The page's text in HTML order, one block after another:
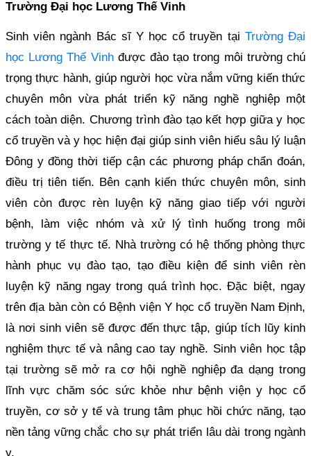
Trường Đại học Lương Thế Vinh
Sinh viên ngành Bác sĩ Y học cổ truyền tại Trường Đại
học Lương Thế Vinhđược đào tạo trong môi trường chú
trọng thực hành, giúp người học vừa nắm vững kiến thức
chuyên môn vừa phát triển kỹ năng nghề nghiệp một
cách toàn diện. Chương trình đào tạo kết hợp giữa y học
cổ truyền và y học hiện đại giúp sinh viên hiểu sâu lý luận
Đông y đồng thời tiếp cận các phương pháp chẩn đoán,
điều trị tiên tiến. Bên cạnh kiến thức chuyên môn, sinh
viên còn được rèn luyện kỹ năng giao tiếp với người
bệnh, làm việc nhóm và xử lý tình huống trong môi
trường y tế thực tế. Nhà trường có hệ thống phòng thực
hành phục vụ đào tạo, tạo điều kiện để sinh viên rèn
luyện kỹ năng ngay trong quá trình học. Đặc biệt, ngay
trên địa bàn còn có Bệnh viện Y học cổ truyền Nam Định,
là nơi sinh viên sẽ được đến thực tập, giúp tích lũy kinh
nghiệm thực tế và nâng cao tay nghề. Sinh viên học tập
tại trường sẽ mở ra cơ hội nghề nghiệp đa dạng trong
lĩnh vực chăm sóc sức khỏe như bệnh viện y học cổ
truyền, cơ sở y tế và trung tâm phục hồi chức năng, tạo
nền tảng vững chắc cho sự phát triển lâu dài trong ngành
y.